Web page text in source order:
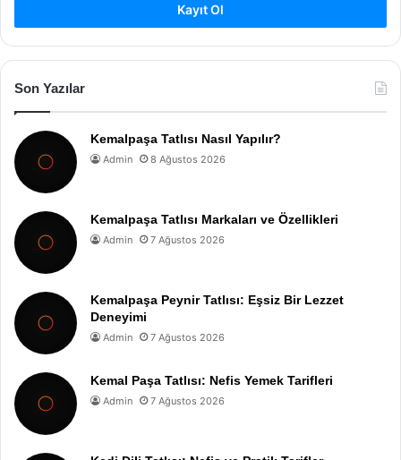
Kayıt Ol
Son Yazılar
Kemalpaşa Tatlısı Nasıl Yapılır?
Admin 8 Ağustos 2026
Kemalpaşa Tatlısı Markaları ve Özellikleri
Admin 7 Ağustos 2026
Kemalpaşa Peynir Tatlısı: Eşsiz Bir Lezzet
Deneyimi
Admin 7 Ağustos 2026
Kemal Paşa Tatlısı: Nefis Yemek Tarifleri
Admin 7 Ağustos 2026